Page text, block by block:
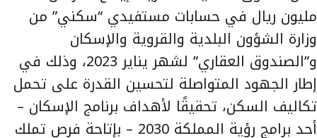
مليون ريال في حسابات مستفيدي “سكني” من
وزارة الشؤون البلدية والقروية والإسكان
و”الصندوق العقاري” لشهر يناير 2023، وذلك في
إطار الجهود المتواصلة لتحسين القدرة على تحمل
تكاليف السكن، تحقيقًا لأهداف برنامج الإسكان –
أحد برامج رؤية المملكة 2030 – بإتاحة فرص تملك